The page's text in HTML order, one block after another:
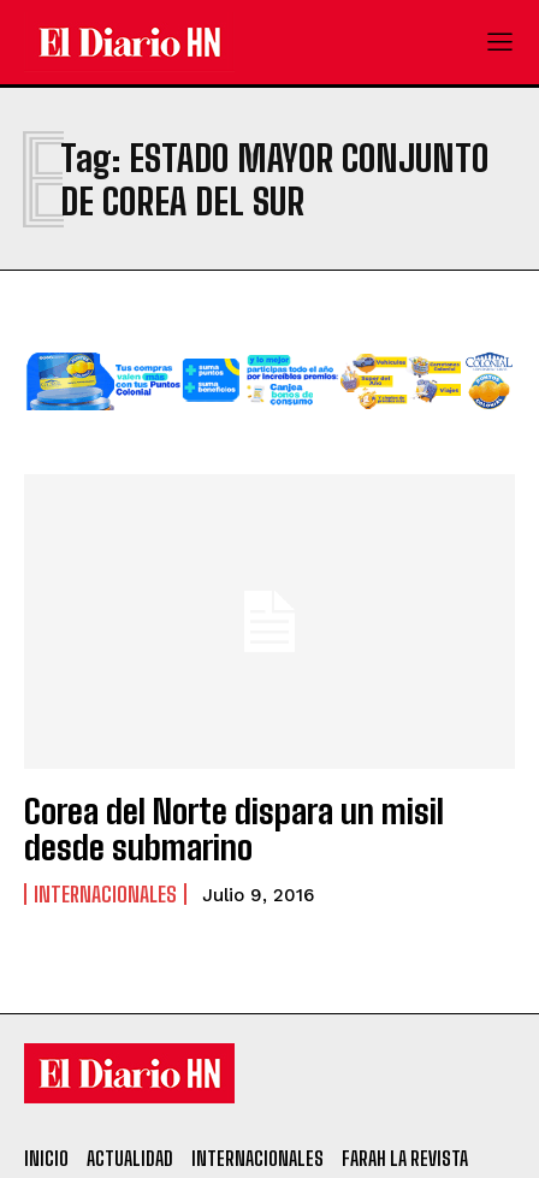
Tag: ESTADO MAYOR CONJUNTO
DE COREA DEL SUR
E
Corea del Norte dispara un misil
desde submarino
INTERNACIONALES Julio 9, 2016
INICIO ACTUALIDAD INTERNACIONALES
FARAH LA REVISTA